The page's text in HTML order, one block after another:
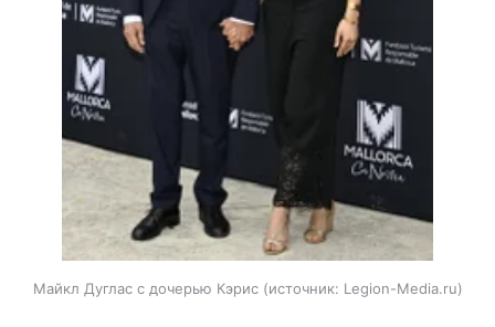
Майкл Дуглас с дочерью Кэрис источник: Legion-Media.ru